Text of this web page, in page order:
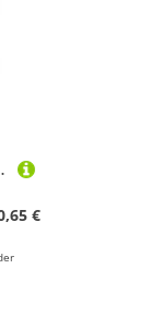
Stippangeln mit Stoff-Futteral
€